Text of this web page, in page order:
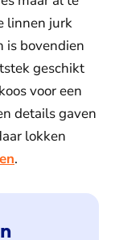
linnen jurk
is bovendien
geschikt
voor een
details gaven
lokken
.